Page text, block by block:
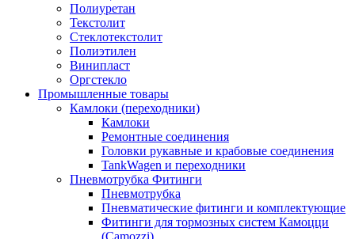
Полиуретан
Текстолит
Стеклотекстолит
Полиэтилен
Винипласт
Оргстекло
Промышленные товары
Камлоки (переходники)
Камлоки
Ремонтные соединения
Головки рукавные и крабовые соединения
TankWagen и переходники
Пневмотрубка Фитинги
Пневмотрубка
Пневматические фитинги и комплектующие
Фитинги для тормозных систем Камоцци
(Camozzi)